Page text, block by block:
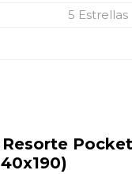
5 Estrellas